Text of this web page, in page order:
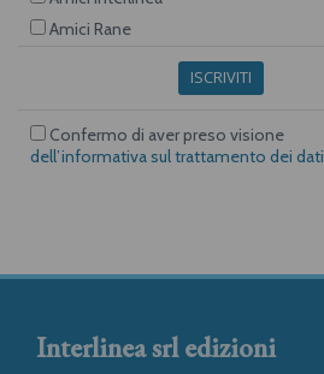
Amici Rane
ISCRIVITI
Confermo di aver preso visione
dell’informativa sul trattamento dei dati
Interlinea srl edizioni